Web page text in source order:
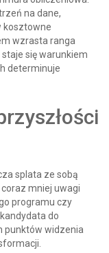
na dane,
kosztowne
wzrasta ranga
się warunkiem
determinuje
splata ze sobą
mniej uwagi
programu czy
do
punktów widzenia